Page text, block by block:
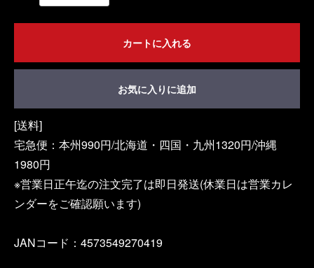
カートに入れる
お気に入りに追加
[送料]
宅急便：本州990円/北海道・四国・九州1320円/沖縄
1980円
※営業日正午迄の注文完了は即日発送(休業日は営業カレ
ンダーをご確認願います)
JANコード：4573549270419